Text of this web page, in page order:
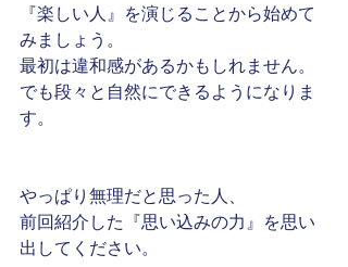
『楽しい人』を演じることから始めて
みましょう。
最初は違和感があるかもしれません。
でも段々と自然にできるようになりま
す。
やっぱり無理だと思った人、
前回紹介した『思い込みの力』を思い
出してください。